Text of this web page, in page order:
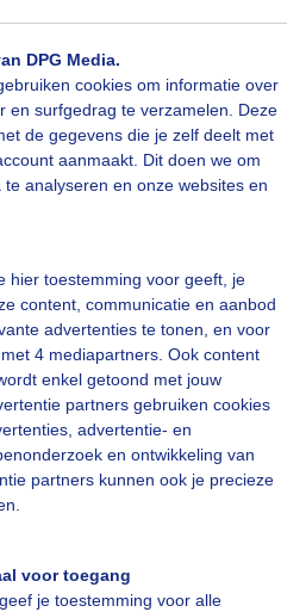
DPG Media.
cookies om informatie over
en surfgedrag te verzamelen. Deze
de gegevens die je zelf deelt met
aanmaakt. Dit doen we om
analyseren en onze websites en
hier toestemming voor geeft, je
content, communicatie en aanbod
advertenties te tonen, en voor
4 mediapartners. Ook content
enkel getoond met jouw
partners gebruiken cookies
advertentie- en
en ontwikkeling van
partners kunnen ook je precieze
voor toegang
je toestemming voor alle
geduld aub...